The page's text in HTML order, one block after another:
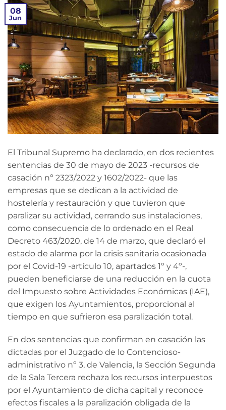
08
Jun
El Tribunal Supremo ha declarado, en dos recientes
sentencias de 30 de mayo de 2023 -recursos de
casación nº 2323/2022 y 1602/2022- que las
empresas que se dedican a la actividad de
hostelería y restauración y que tuvieron que
paralizar su actividad, cerrando sus instalaciones,
como consecuencia de lo ordenado en el Real
Decreto 463/2020, de 14 de marzo, que declaró el
estado de alarma por la crisis sanitaria ocasionada
por el Covid-19 -artículo 10, apartados 1º y 4º-,
pueden beneficiarse de una reducción en la cuota
del Impuesto sobre Actividades Económicas (IAE),
que exigen los Ayuntamientos, proporcional al
tiempo en que sufrieron esa paralización total.
En dos sentencias que confirman en casación las
dictadas por el Juzgado de lo Contencioso-
administrativo nº 3, de Valencia, la Sección Segunda
de la Sala Tercera rechaza los recursos interpuestos
por el Ayuntamiento de dicha capital y reconoce
efectos fiscales a la paralización obligada de la